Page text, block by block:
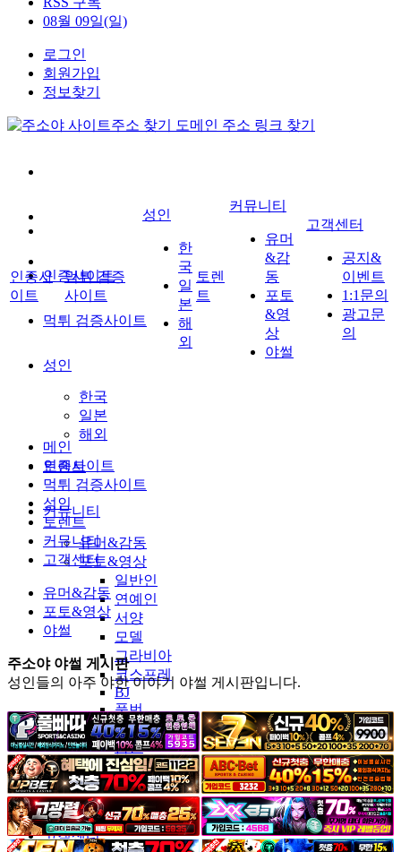
08월 09일(일)
로그인
회원가입
정보찾기
인증사이트
먹튀 검증사이트
성인
한국
일본
해외
토렌트
커뮤니티
유머&감동
포토&영상
일반인
연예인
서양
모델
그라비아
코스프레
BJ
품번
후방주의
움짤
스포츠
기타
야썰
고객센터
인증사
이트
먹튀 검증
사이트
성인
한
국
일
본
해
외
토렌
트
커뮤니티
유머
&감
동
포토
&영
상
야썰
고객센터
공지&
이벤트
1:1문의
광고문
의
메인
인증사이트
먹튀 검증사이트
성인
토렌트
커뮤니티
고객센터
유머&감동
포토&영상
야썰
주소야 야썰 게시판
성인들의 아주 야한 이야기 야썰 게시판입니다.